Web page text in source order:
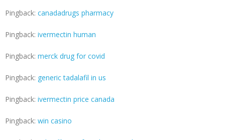
Pingback: canadadrugs pharmacy
Pingback: ivermectin human
Pingback: merck drug for covid
Pingback: generic tadalafil in us
Pingback: ivermectin price canada
Pingback: win casino